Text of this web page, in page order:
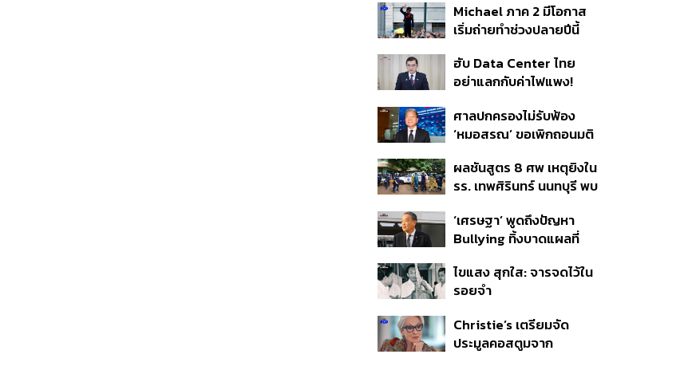
Michael ภาค 2 มีโอกาส
เริ่มถ่ายทำช่วงปลายปีนี้
ฮับ Data Center ไทย
อย่าแลกกับค่าไฟแพง!
รัฐต้องคุมต้นทุนน้ำ-ไฟ
ศาลปกครองไม่รับฟ้อง
‘หมอสรณ’ ขอเพิกถอนมติ
เดือดร้อนเสียหาย
ผลชันสูตร 8 ศพ เหตุยิงใน
รร. เทพศิรินทร์ นนทบุรี พบ
‘ศีรษะ-หน้าอก’ ครูถูกยิง 4
นัด จากระยะไกล
‘เศรษฐา’ พูดถึงปัญหา
Bullying ทิ้งบาดแผลที่
รับฟัง-ช่วยเด็กให้เร็ว
ไขแสง สุกใส: จารจดไว้ใน
รอยจำ
Christie’s เตรียมจัด
ประมูลคอสตูมจาก